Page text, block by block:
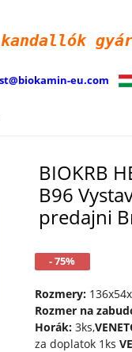
kandallók
eu.com
BIOKRB
B96
predajni
- 75%
Rozmery:
Rozmer na
Horák: 3ks,
za doplatok 1ks